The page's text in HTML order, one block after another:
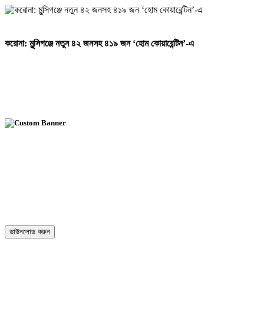
করোনা: মুন্সিগঞ্জে নতুন ৪২ জনসহ ৪১৯ জন ‘হোম কোয়ারেন্টিন’-এ
ডাউনলোড করুন